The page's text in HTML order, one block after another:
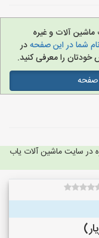
ماشین آلات و غیره
شما در این صفحهدر
را معرفی کنید.
صفحه
در سایت ماشین آلات یاب